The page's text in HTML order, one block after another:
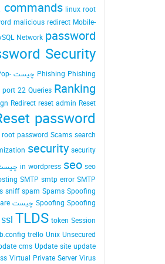
commands linux root
malicious redirect Mobile-
Network password
Security
Phishing Phishing چیست
port 22 Queries Ranking
Redirect reset admin Reset
password
root password Scams search
security security
in wordpress seo seo چیست
SMTP smtp error SMTP
sniff spam Spams Spoofing
Spoofing Spoofing چیست
ssl TLDS token Session
trello Unix Unsecured
cms Update site update
Virtual Private Server Virus